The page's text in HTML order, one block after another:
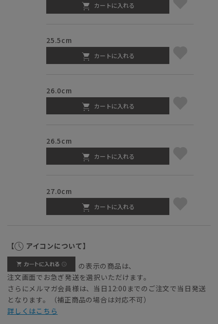
カートに入れる
25.5cm
カートに入れる
26.0cm
カートに入れる
26.5cm
カートに入れる
27.0cm
カートに入れる
【 アイコンについて】
の表示の商品は、
注文画面でお急ぎ発送を選択いただけます。
さらにメルマガ会員様は、当日12:00までのご注文で当日発送
となります。（補正商品の場合は対応不可）
詳しくはこちら